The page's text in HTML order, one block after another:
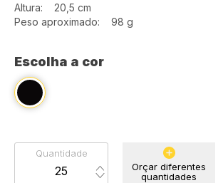
Altura: 20,5 cm
Peso aproximado: 98 g
Escolha a cor
Quantidade
Orçar diferentes
quantidades